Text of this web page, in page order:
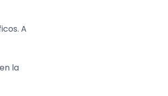
A
la